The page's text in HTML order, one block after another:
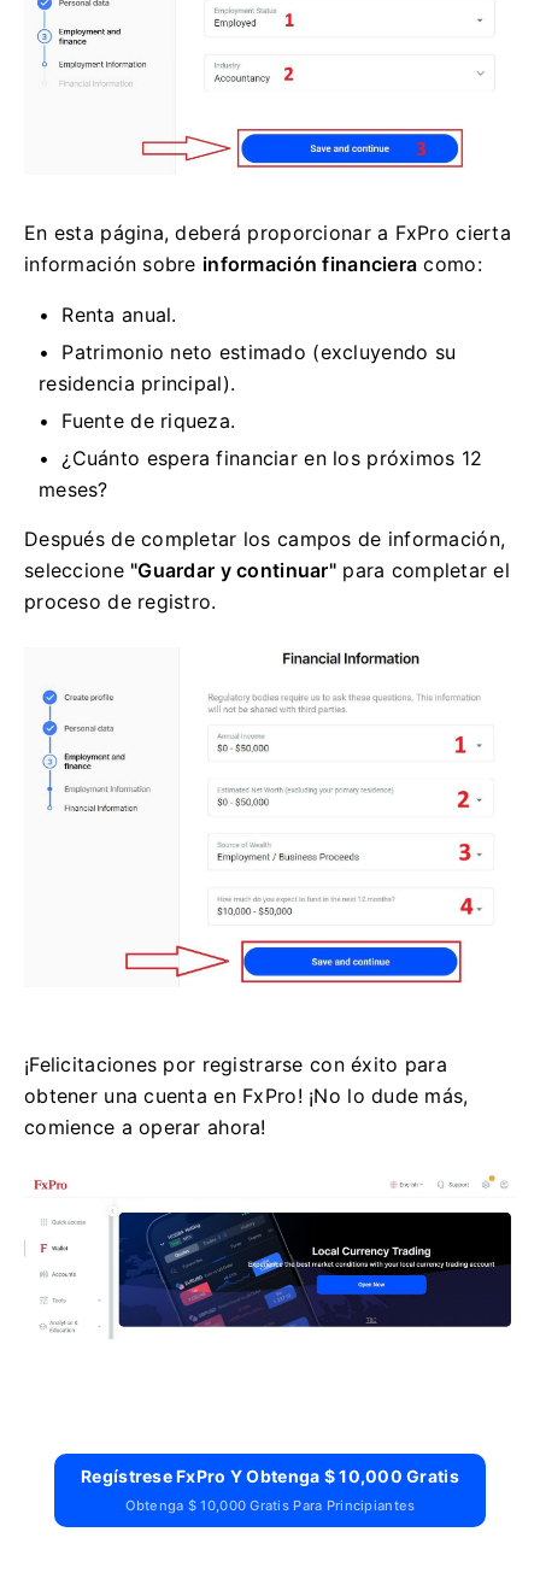
En esta página, deberá proporcionar a FxPro cierta
información sobre información financiera como:
Renta anual.
Patrimonio neto estimado (excluyendo su
residencia principal).
Fuente de riqueza.
¿Cuánto espera financiar en los próximos 12
meses?
Después de completar los campos de información,
seleccione "Guardar y continuar"para completar el
proceso de registro.
¡Felicitaciones por registrarse con éxito para
obtener una cuenta en FxPro! ¡No lo dude más,
comience a operar ahora!
Regístrese FxPro Y Obtenga $ 10,000 Gratis
Obtenga $ 10,000 Gratis Para Principiantes